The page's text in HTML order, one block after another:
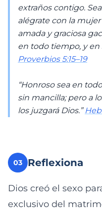
extraños contigo.
alégrate con la
amada y graciosa
en todo tiempo, y en
Proverbios 5:15–19
“Honroso sea en
sin mancilla; pero a
los juzgará Dios.”
03 Reflexiona
Dios creó el sexo
exclusivo del